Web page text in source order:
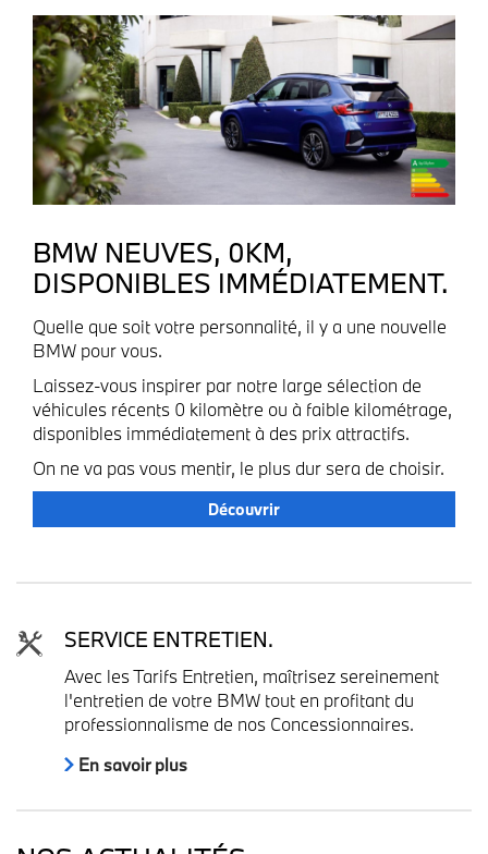
BMW NEUVES, 0KM,
DISPONIBLES IMMÉDIATEMENT.
Quelle que soit votre personnalité, il y a une nouvelle
BMW pour vous.
Laissez-vous inspirer par notre large sélection de
véhicules récents 0 kilomètre ou à faible kilométrage,
disponibles immédiatement à des prix attractifs.
On ne va pas vous mentir, le plus dur sera de choisir.
Découvrir
SERVICE ENTRETIEN.
Avec les Tarifs Entretien, maîtrisez sereinement
l'entretien de votre BMW tout en profitant du
professionnalisme de nos Concessionnaires.
En savoir plus